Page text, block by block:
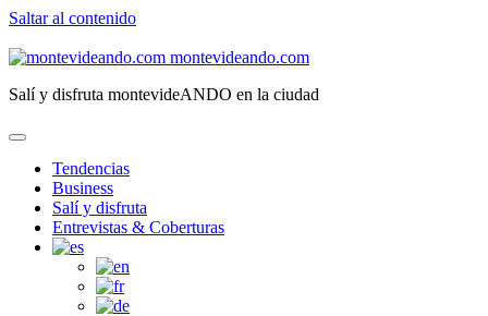
Saltar al contenido
montevideando.com
Salí y disfruta montevideANDO en la ciudad
Tendencias
Business
Salí y disfruta
Entrevistas & Coberturas